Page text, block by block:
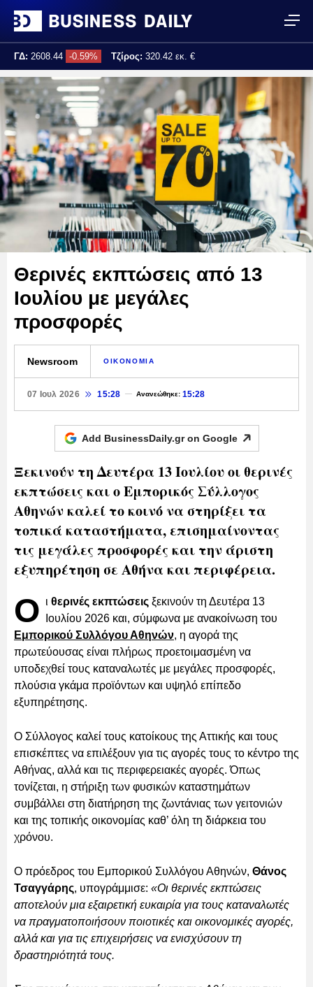
ΓΔ: 2608.44 -0.59% Τζίρος: 320.42 εκ. €
Τελ. ενημέρωση: 17:25:02
Θερινές εκπτώσεις από 13
Ιουλίου με μεγάλες
προσφορές
Newsroom ΟΙΚΟΝΟΜΙΑ
07 Ιουλ 2026 15:28 Ανανεώθηκε:15:28
Add BusinessDaily.gr on Google
Ξεκινούν τη Δευτέρα 13 Ιουλίου οι θερινές
εκπτώσεις και ο Εμπορικός Σύλλογος
Αθηνών καλεί το κοινό να στηρίξει τα
τοπικά καταστήματα, επισημαίνοντας
τις μεγάλες προσφορές και την άριστη
εξυπηρέτηση σε Αθήνα και περιφέρεια.
Ο ι θερινές εκπτώσεις ξεκινούν τη Δευτέρα 13
Ιουλίου 2026 και, σύμφωνα με ανακοίνωση του
Εμπορικού Συλλόγου Αθηνών, η αγορά της
πρωτεύουσας είναι πλήρως προετοιμασμένη να
υποδεχθεί τους καταναλωτές με μεγάλες προσφορές,
πλούσια γκάμα προϊόντων και υψηλό επίπεδο
εξυπηρέτησης.
Ο Σύλλογος καλεί τους κατοίκους της Αττικής και τους
επισκέπτες να επιλέξουν για τις αγορές τους το κέντρο της
Αθήνας, αλλά και τις περιφερειακές αγορές. Όπως
τονίζεται, η στήριξη των φυσικών καταστημάτων
συμβάλλει στη διατήρηση της ζωντάνιας των γειτονιών
και της τοπικής οικονομίας καθ’ όλη τη διάρκεια του
χρόνου.
Ο πρόεδρος του Εμπορικού Συλλόγου Αθηνών, Θάνος
Τσαγγάρης, υπογράμμισε: «Οι θερινές εκπτώσεις
αποτελούν μια εξαιρετική ευκαιρία για τους καταναλωτές
να πραγματοποιήσουν ποιοτικές και οικονομικές αγορές,
αλλά και για τις επιχειρήσεις να ενισχύσουν τη
δραστηριότητά τους.